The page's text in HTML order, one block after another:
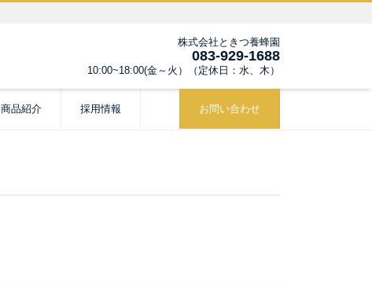
株式会社ときつ養蜂園
083-929-1688
10:00~18:00(金～火）（定休日：水、木）
商品紹介 採用情報 お問い合わせ